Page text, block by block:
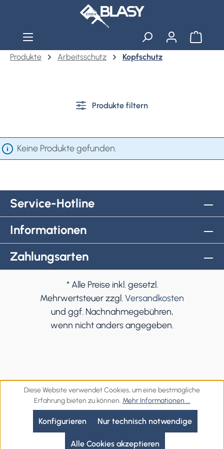
Zum Hauptinhalt springen
Produkte
Arbeitsschutz Kopfschutz
Produkte filtern
Keine Produkte gefunden.
Service-Hotline
Informationen
Zahlungsarten
* Alle Preise inkl. gesetzl.
Mehrwertsteuer zzgl. Versandkosten
und ggf. Nachnahmegebühren,
wenn nicht anders angegeben.
Diese Website verwendet Cookies, um eine bestmögliche
Erfahrung bieten zu können. Mehr Informationen ...
Nur technisch notwendige
Konfigurieren
Alle Cookies akzeptieren